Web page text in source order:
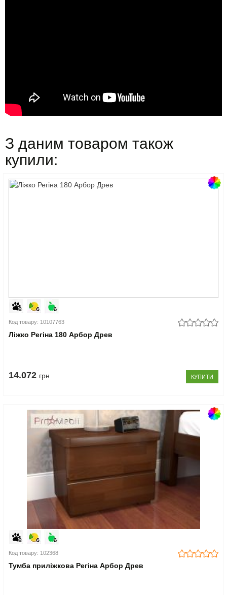
З даним товаром також
купили:
Код товару: 10107763
Ліжко Регіна 180 Арбор Древ
14.072 грн КУПИТИ
Код товару: 102368
Тумба приліжкова Регіна Арбор Древ